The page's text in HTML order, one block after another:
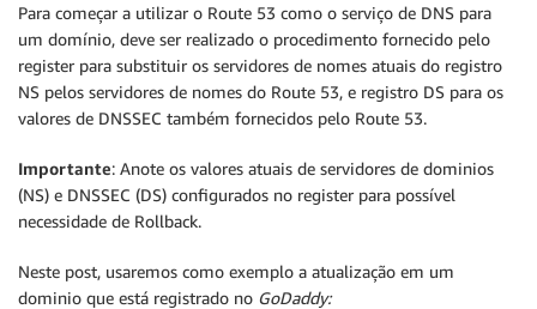
Para começar a utilizar o Route 53 como o serviço de DNS para
um domínio, deve ser realizado o procedimento fornecido pelo
register para substituir os servidores de nomes atuais do registro
NS pelos servidores de nomes do Route 53, e registro DS para os
valores de DNSSEC também fornecidos pelo Route 53.
Importante: Anote os valores atuais de servidores de dominios
(NS) e DNSSEC (DS) configurados no register para possível
necessidade de Rollback.
Neste post, usaremos como exemplo a atualização em um
dominio que está registrado no GoDaddy: